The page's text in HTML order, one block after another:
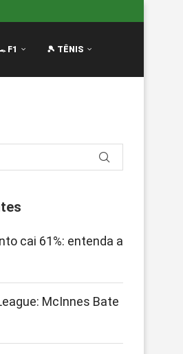
F1 🎾 TÊNIS
cai 61%: entenda a
McInnes Bate